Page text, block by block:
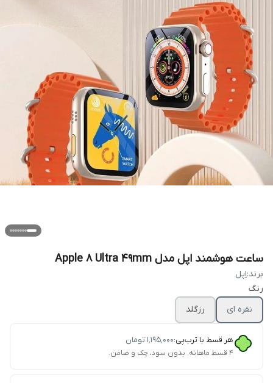
ساعت هوشمند اپل مدل Apple 8 Ultra 49mm
برند:اپل
رنگ
نقره ای
رزگلد
هر قسط با ترب‌پی:۱٬۱۹۵٬۰۰۰ تومان
۴ قسط ماهانه. بدون سود، چک و ضامن.